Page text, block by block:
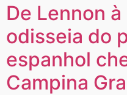
De Lennon
odisseia do
espanhol
Campina